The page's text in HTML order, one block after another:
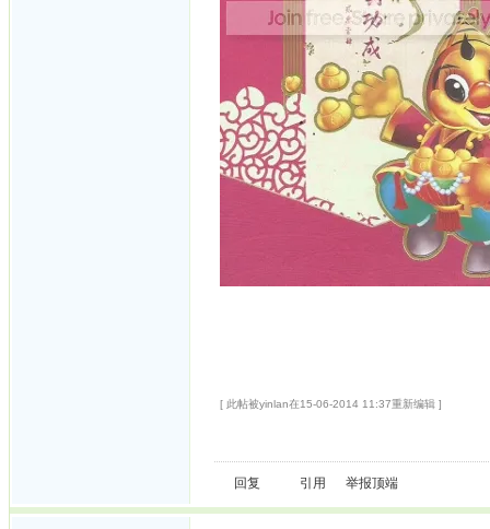
[ 此帖被yinlan在15-06-2014 11:37重新编辑 ]
回复 引用 举报顶端